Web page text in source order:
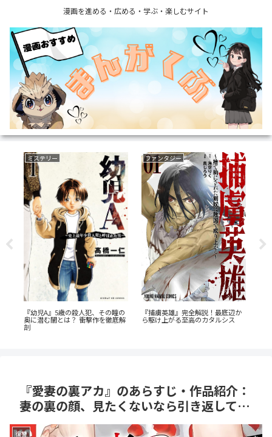
漫画を進める・広める・学ぶ・楽しむサイト
ミステリー
『幼児A』5歳の殺人犯、その瞳の
奥に潜む闇とは？ 衝撃作を徹底解
剖
ファンタジー
『捕虜英雄』完全解説！最底辺か
ら駆け上がる至高のカタルシス
『愛妻の裏アカ』のあらすじ・作品紹介：
妻の裏の顔、見たくないなら引き返して…
復讐